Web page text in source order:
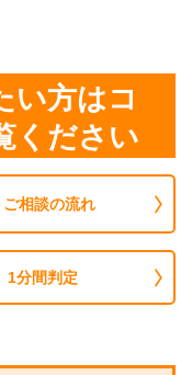
い方はコ
ください
ご相談の流れ
1分間判定